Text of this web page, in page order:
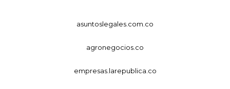
asuntoslegales.com.co
agronegocios.co
empresas.larepublica.co